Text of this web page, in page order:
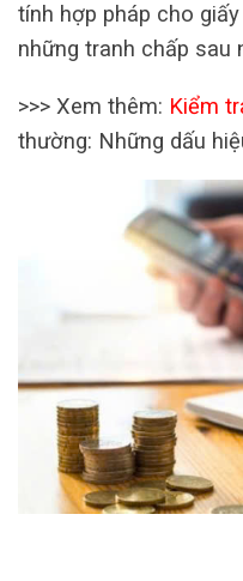
tính hợp pháp cho
những tranh chấp sau
>>> Xem thêm: Kiểm
thường: Những dấu